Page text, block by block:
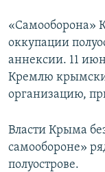
«Самооборона»
оккупации
аннексии. 11
Кремлю
организацию,
Власти Крыма
самообороне»​
полуострове.